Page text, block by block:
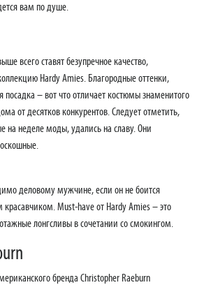
вам по душе.
всего ставят безупречное качество,
Hardy Amies. Благородные оттенки,
посадка – вот что отличает костюмы знаменитого
от десятков конкурентов. Следует отметить,
на неделе моды, удались на славу. Они
деловому мужчине, если он не боится
Must-have от Hardy Amies – это
лонгсливы в сочетании со смокингом.
бренда Christopher Raeburn